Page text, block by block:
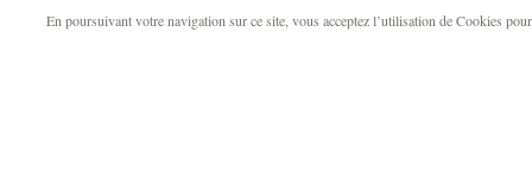
En poursuivant votre navigation sur ce site, vous acceptez l’utilisation de Cookies